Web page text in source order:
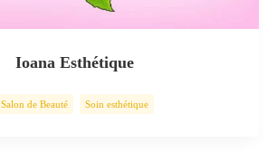
Ioana Esthétique
Salon de Beauté Soin esthétique